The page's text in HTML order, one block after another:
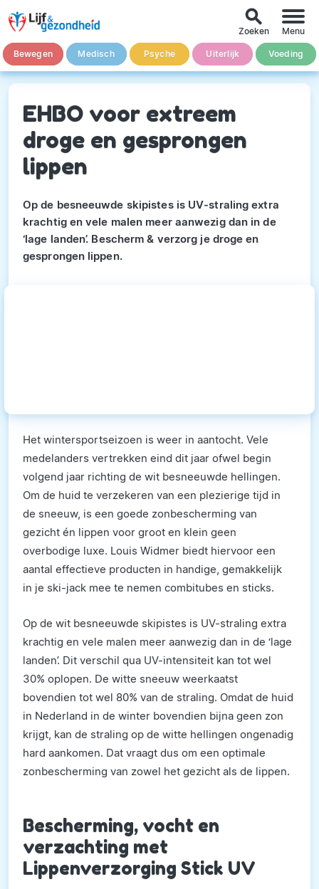
Bewegen Medisch Psyche Uiterlijk Voeding
search
Zoeken Menu
EHBO voor extreem
droge en gesprongen
lippen
Op de besneeuwde skipistes is UV-straling extra
krachtig en vele malen meer aanwezig dan in de
‘lage landen’. Bescherm & verzorg je droge en
gesprongen lippen.
Het wintersportseizoen is weer in aantocht. Vele
medelanders vertrekken eind dit jaar ofwel begin
volgend jaar richting de wit besneeuwde hellingen.
Om de huid te verzekeren van een plezierige tijd in
de sneeuw, is een goede zonbescherming van
gezicht én lippen voor groot en klein geen
overbodige luxe. Louis Widmer biedt hiervoor een
aantal effectieve producten in handige, gemakkelijk
in je ski-jack mee te nemen combitubes en sticks.
Op de wit besneeuwde skipistes is UV-straling extra
krachtig en vele malen meer aanwezig dan in de ‘lage
landen’. Dit verschil qua UV-intensiteit kan tot wel
30% oplopen. De witte sneeuw weerkaatst
bovendien tot wel 80% van de straling. Omdat de huid
in Nederland in de winter bovendien bijna geen zon
krijgt, kan de straling op de witte hellingen ongenadig
hard aankomen. Dat vraagt dus om een optimale
zonbescherming van zowel het gezicht als de lippen.
Bescherming, vocht en
verzachting met
Lippenverzorging Stick UV